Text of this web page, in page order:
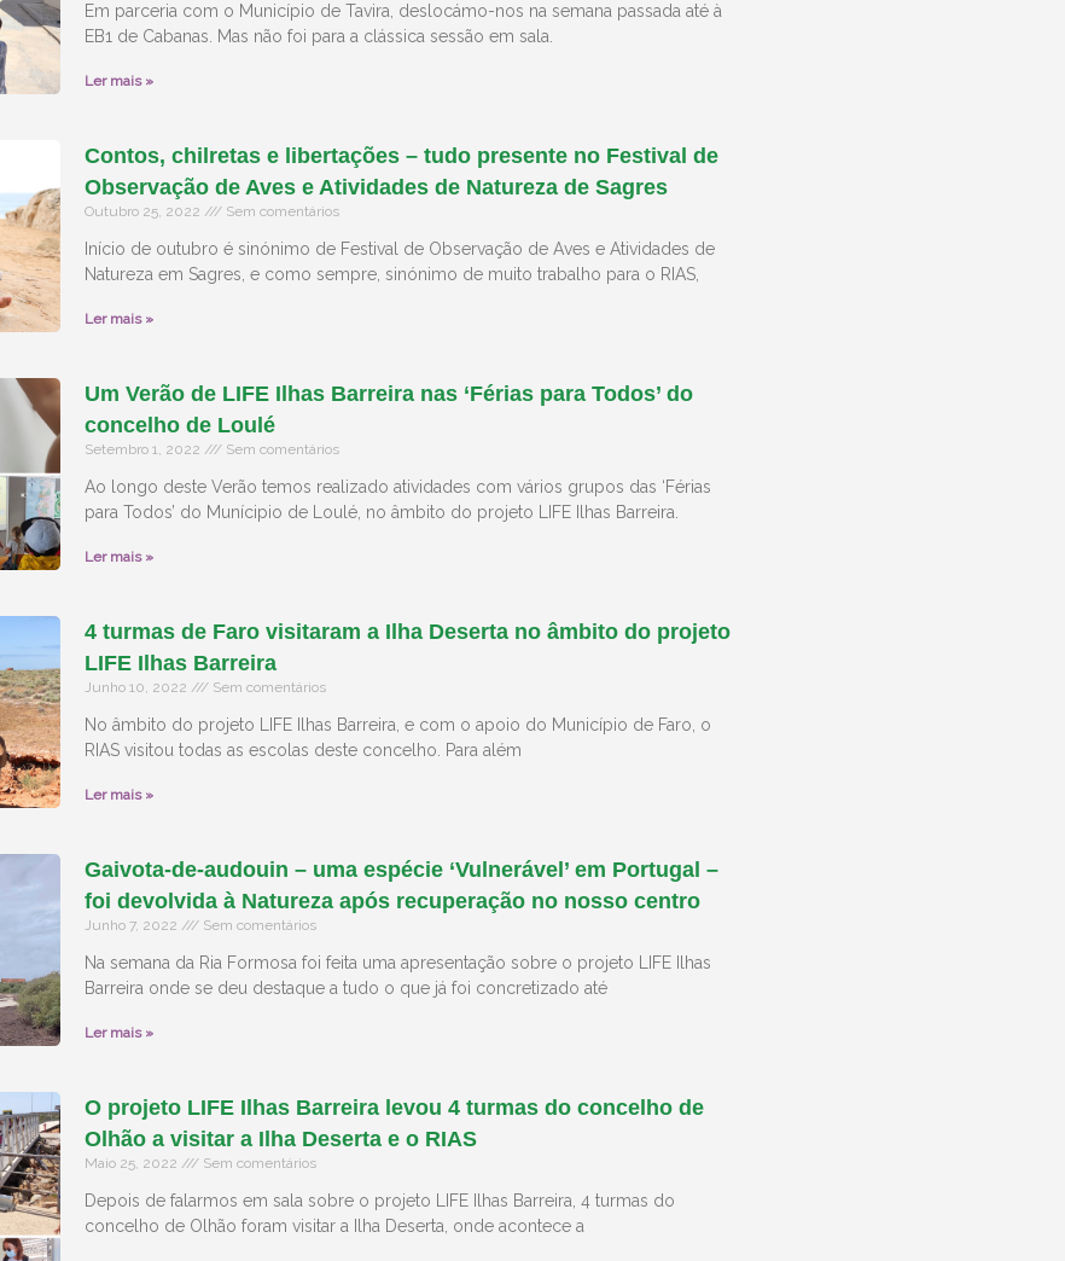
Em parceria com o Município de Tavira, deslocámo-nos na semana passada até à
EB1 de Cabanas. Mas não foi para a clássica sessão em sala.
Ler mais »
Contos, chilretas e libertações – tudo presente no Festival de
Observação de Aves e Atividades de Natureza de Sagres
Outubro 25, 2022 Sem comentários
Início de outubro é sinónimo de Festival de Observação de Aves e Atividades de
Natureza em Sagres, e como sempre, sinónimo de muito trabalho para o RIAS,
Ler mais »
Um Verão de LIFE Ilhas Barreira nas ‘Férias para Todos’ do
concelho de Loulé
Setembro 1, 2022 Sem comentários
Ao longo deste Verão temos realizado atividades com vários grupos das ‘Férias
para Todos’ do Munícipio de Loulé, no âmbito do projeto LIFE Ilhas Barreira.
Ler mais »
4 turmas de Faro visitaram a Ilha Deserta no âmbito do projeto
LIFE Ilhas Barreira
Junho 10, 2022 Sem comentários
No âmbito do projeto LIFE Ilhas Barreira, e com o apoio do Município de Faro, o
RIAS visitou todas as escolas deste concelho. Para além
Ler mais »
Gaivota-de-audouin – uma espécie ‘Vulnerável’ em Portugal –
foi devolvida à Natureza após recuperação no nosso centro
Junho 7, 2022 Sem comentários
Na semana da Ria Formosa foi feita uma apresentação sobre o projeto LIFE Ilhas
Barreira onde se deu destaque a tudo o que já foi concretizado até
Ler mais »
O projeto LIFE Ilhas Barreira levou 4 turmas do concelho de
Olhão a visitar a Ilha Deserta e o RIAS
Maio 25, 2022 Sem comentários
Depois de falarmos em sala sobre o projeto LIFE Ilhas Barreira, 4 turmas do
concelho de Olhão foram visitar a Ilha Deserta, onde acontece a